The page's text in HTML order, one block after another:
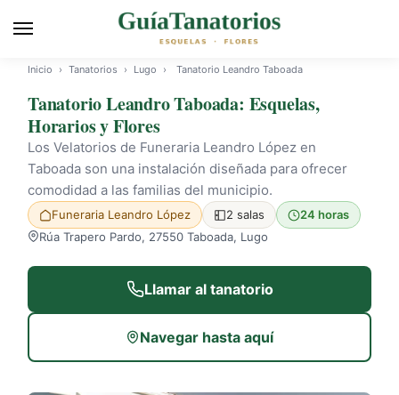
Inicio › Tanatorios › Lugo › Tanatorio Leandro Taboada
Tanatorio Leandro Taboada: Esquelas,
Horarios y Flores
Los Velatorios de Funeraria Leandro López en
Taboada son una instalación diseñada para ofrecer
comodidad a las familias del municipio.
Funeraria Leandro López 2 salas
24 horas
Rúa Trapero Pardo, 27550 Taboada, Lugo
Llamar al tanatorio
Navegar hasta aquí